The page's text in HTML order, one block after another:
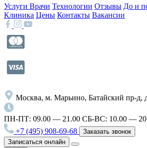
Услуги Врачи Технологии Отзывы До и
Клиника Цены Контакты Вакансии
Москва, м. Марьино, Батайский пр-д,
ПН-ПТ: 09.00 — 21.00 СБ-ВС: 10.00 —
+7 (495) 908-69-68
Заказать звонок
Записаться онлайн